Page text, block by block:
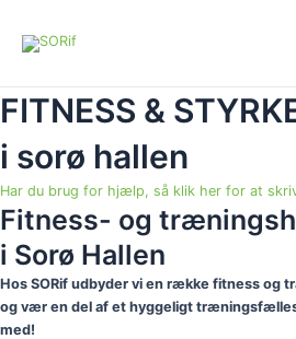
indholdet
FITNESS &
i sorø hallen
Har du brug for hjælp, så klik her for at
Fitness- og
i Sorø Hallen
Hos SORif udbyder vi en række fitness og
og vær en del af et hyggeligt
med!